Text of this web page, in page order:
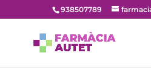
938507789